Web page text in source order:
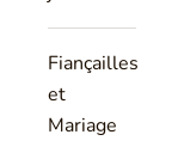
Fiançailles
et
Mariage